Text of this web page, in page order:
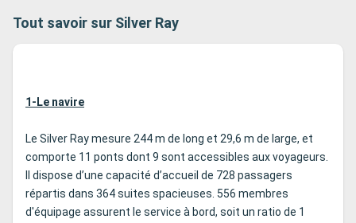
Tout savoir sur Silver Ray
1-Le navire
Le Silver Ray mesure 244 m de long et 29,6 m de large, et
comporte 11 ponts dont 9 sont accessibles aux voyageurs.
Il dispose d’une capacité d’accueil de 728 passagers
répartis dans 364 suites spacieuses. 556 membres
d'équipage assurent le service à bord, soit un ratio de 1